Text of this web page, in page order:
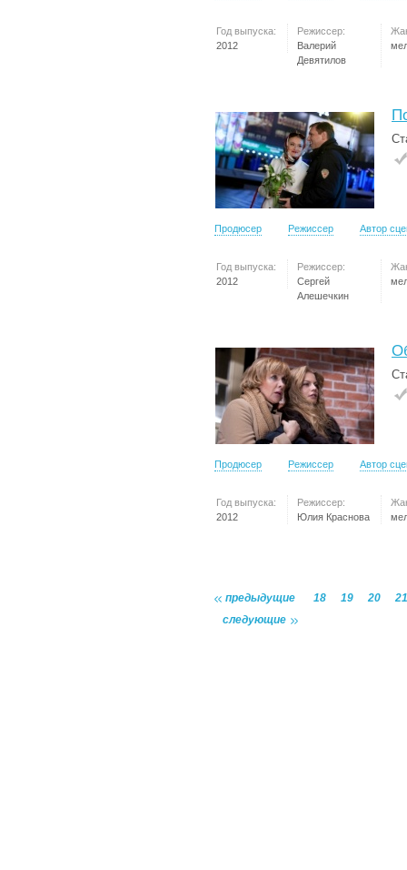
Год выпуска:
2012
Режиссер:
Валерий
Девятилов
Продюсер Режиссер Автор
Год выпуска:
2012
Режиссер:
Сергей
Алешечкин
Продюсер Режиссер Автор
Год выпуска:
2012
Режиссер:
Юлия Краснова
предыдущие 18 19 20
21
следующие